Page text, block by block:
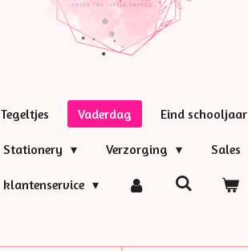
Tegeltjes Vaderdag Eind schooljaar
Stationery Verzorging Sales
klantenservice